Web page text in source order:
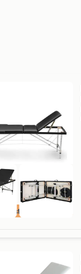
beste prijs